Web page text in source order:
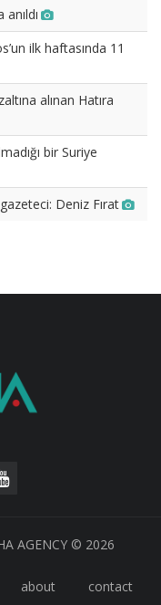
ilk haftasında 11
alınan Hatıra
bir Suriye
Deniz Fırat
AGENCY © 2026
about contact